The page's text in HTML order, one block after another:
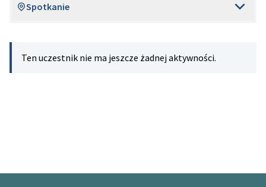
Spotkanie
Ten uczestnik nie ma jeszcze żadnej aktywności.